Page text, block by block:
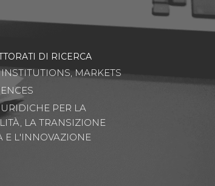
DI RICERCA
MARKETS
PER LA
LA TRANSIZIONE
E L'INNOVAZIONE